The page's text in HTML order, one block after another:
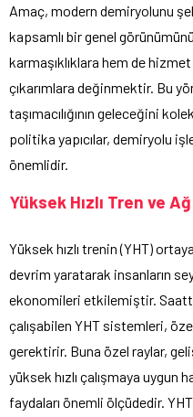
Amaç, modern demiryolunu
kapsamlı bir genel
karmaşıklıklara hem de
çıkarımlara değinmektir. Bu
taşımacılığının geleceğini
politika yapıcılar, demiryolu
önemlidir.
Yüksek Hızlı Tren ve
Yüksek hızlı trenin (YHT) ortaya
devrim yaratarak insanların
ekonomileri etkilemiştir.
çalışabilen YHT sistemleri,
gerektirir. Buna özel raylar,
yüksek hızlı çalışmaya
faydaları önemli ölçüdedir.